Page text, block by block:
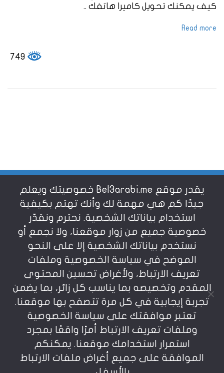
كيف يمكنك تحويل كاميرا هاتفك ..
Read more
شروط الاستخدام
سياسة الخصوصية
عن بالعربي
يمنع نسخ أو إعادة استخدام المواد المنشورة على
موقعنا تحت طائلة المسؤولية، إن أي استخدام أو إعادة
نشر أو إجتزاء بدون اذن خطي مسبق يعد انتهاكاُ لشروط
يقدر موقع Bel3arabi.me خصوصيتك ويعلم
جيدًا كم هي مهمة لك وأنك تهتم بكيفية
استخدام بياناتك الشخصية. نحترم ونقدّر
خصوصية جميع من زوار موقعنا، ولا نجمع أو
نستخدم بياناتك الشخصية إلا على النحو
الموضح في سياسة الخصوصية وملفات
تعريف الارتباط، ولأغراض تحسين المحتوى
المقدم وتخصيصه بما يناسب كل زائر، بما يضمن
تجربة إيجابية في كل مرة تتصفح بها موقعنا.
تعتبر موافقتك على سياسة الخصوصية
وملفات تعريف الارتباط أمرًا واقعًا بمجرد
استمرار استخدامك موقعنا. يمكنكم
الموافقة على جميع أغراض ملفات الارتباط